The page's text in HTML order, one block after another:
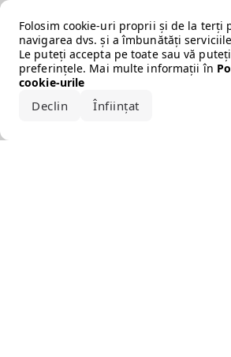
Folosim cookie-uri proprii și de la terți
navigarea dvs. și a îmbunătăți
Le puteți accepta pe toate sau vă
preferințele. Mai multe informații în
cookie-urile
Declin Înființat
Error loading